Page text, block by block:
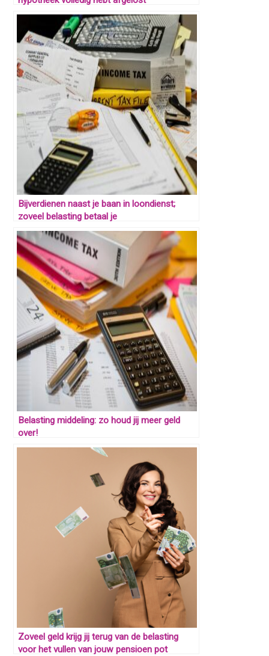
Bijverdienen naast je baan in loondienst;
zoveel belasting betaal je
Belasting middeling: zo houd jij meer geld
over!
Zoveel geld krijg jij terug van de belasting
voor het vullen van jouw pensioen pot